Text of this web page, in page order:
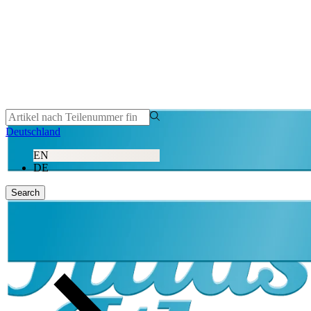
Deutschland
EN
DE
Search